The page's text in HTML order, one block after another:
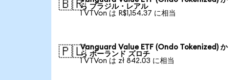
🇧🇷ら ブラジル・レアル
1 VTVon は R$1,154.37 に相当
🇵🇱Vanguard Value ETF (Ondo Tokenized) か
ら ポーランド ズロチ
1 VTVon は zł 842.03 に相当